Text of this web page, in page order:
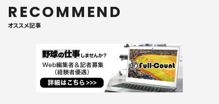
RECOMMEND
オススメ記事